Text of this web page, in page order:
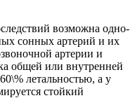
возможна одно-
сонных артерий и их
артерии и
общей или внутренней
летальностью, а у
стойкий